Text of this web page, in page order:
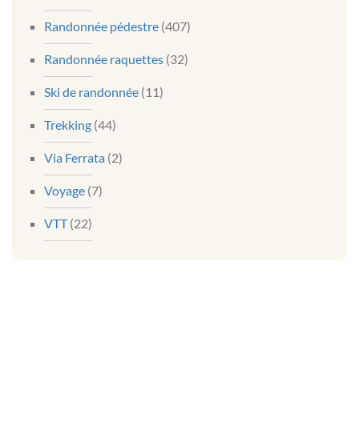
Randonnée pédestre (407)
Randonnée raquettes (32)
Ski de randonnée (11)
Trekking (44)
Via Ferrata (2)
Voyage (7)
VTT(22)